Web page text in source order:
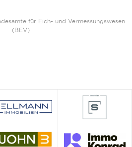
für Eich- und Vermessungswesen
(BEV)